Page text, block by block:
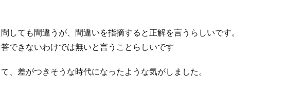
しても間違うが、間違いを指摘すると正解を言うらしいです。
できないわけでは無いと言うことらしいです
、差がつきそうな時代になったような気がしました。